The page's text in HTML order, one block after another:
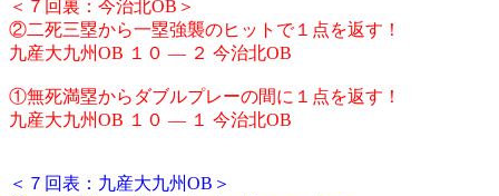
＜７回裏：今治北OB＞
②二死三塁から一塁強襲のヒットで１点を返す！
九産大九州OB １０ ― ２ 今治北OB
①無死満塁からダブルプレーの間に１点を返す！
九産大九州OB １０ ― １ 今治北OB
＜７回表：九産大九州OB＞